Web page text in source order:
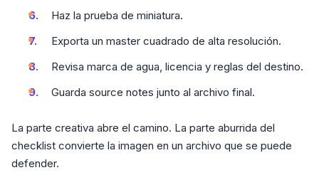
Haz la prueba de miniatura.
Exporta un master cuadrado de alta resolución.
Revisa marca de agua, licencia y reglas del destino.
Guarda source notes junto al archivo final.
La parte creativa abre el camino. La parte aburrida del
checklist convierte la imagen en un archivo que se puede
defender.